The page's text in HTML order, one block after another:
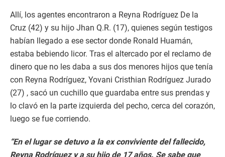
Allí, los agentes encontraron a Reyna Rodríguez De la
Cruz (42) y su hijo Jhan Q.R. (17), quienes según testigos
habían llegado a ese sector donde Ronald Huamán,
estaba bebiendo licor. Tras el altercado por el reclamo de
dinero que no les daba a sus dos menores hijos que tenía
con Reyna Rodríguez, Yovani Cristhian Rodríguez Jurado
(27) , sacó un cuchillo que guardaba entre sus prendas y
lo clavó en la parte izquierda del pecho, cerca del corazón,
luego se fue corriendo.
“En el lugar se detuvo a la ex conviviente del fallecido,
Reyna Rodríguez y a su hijo de 17 años. Se sabe que